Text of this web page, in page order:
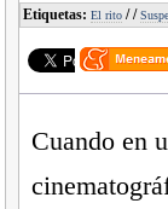
Etiquetas: El rito//
Cuando en